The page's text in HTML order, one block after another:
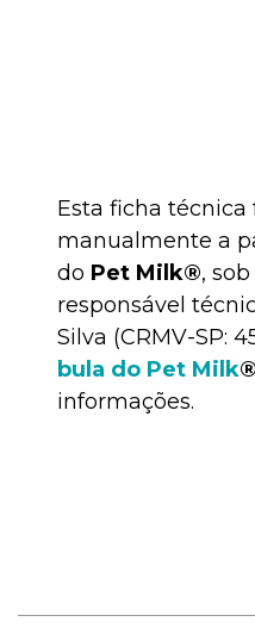
Esta ficha técnica
manualmente a
do Pet Milk®,
responsável
Silva (CRMV-SP:
bula do Pet Milk®
informações.